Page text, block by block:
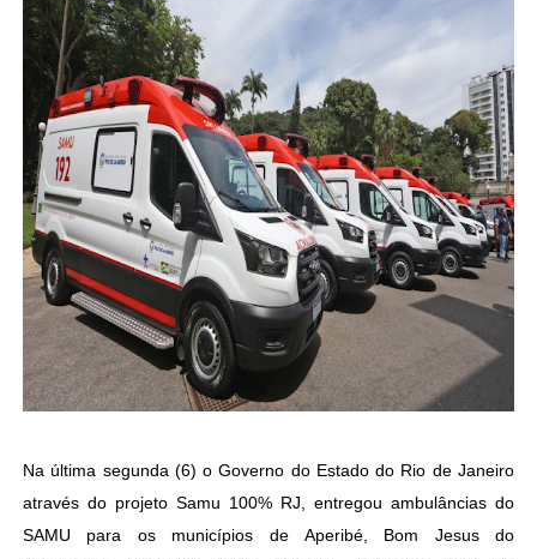
Na última segunda (6) o Governo do Estado do Rio de Janeiro
através do projeto Samu 100% RJ, entregou ambulâncias do
SAMU para os municípios de Aperibé, Bom Jesus do